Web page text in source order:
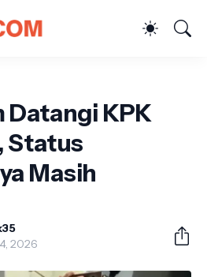
Datangi KPK
Status
Masih
2026